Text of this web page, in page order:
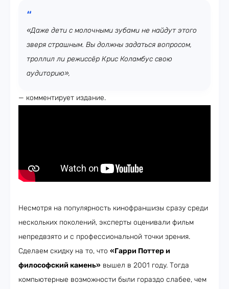
«Даже дети с молочными зубами не найдут этого
зверя страшным. Вы должны задаться вопросом,
троллил ли режиссёр Крис Коламбус свою
аудиторию»,
— комментирует издание.
Несмотря на популярность кинофраншизы сразу среди
нескольких поколений, эксперты оценивали фильм
непредвзято и с профессиональной точки зрения.
Сделаем скидку на то, что «Гарри Поттер и
философский камень» вышел в 2001 году. Тогда
компьютерные возможности были гораздо слабее, чем